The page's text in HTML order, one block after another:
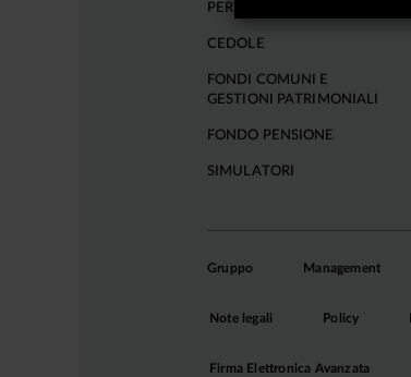
PERFORMANCE
CEDOLE
FONDI COMUNI E
GESTIONI PATRIMONIALI
FONDO PENSIONE
SIMULATORI
Gruppo Management
Note legali Policy
Firma Elettronica Avanzata